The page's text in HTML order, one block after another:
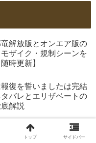
竜解放版とオンエア版の
ザイク・規制シーンを
時更新】
復を誓いましたは完結
バレとエリザベートの
解説
とももかはなぜ別れ
やこゆんとの結末まで
トップ サイドバー